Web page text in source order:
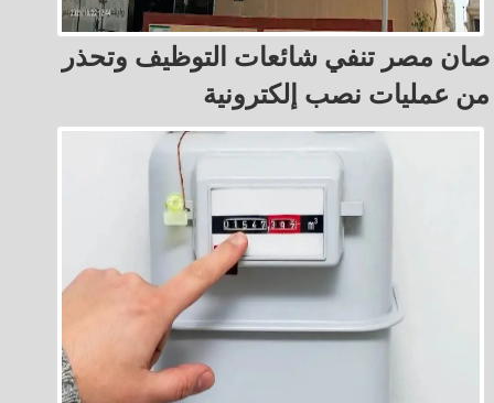
صان مصر تنفي شائعات التوظيف وتحذر
من عمليات نصب إلكترونية